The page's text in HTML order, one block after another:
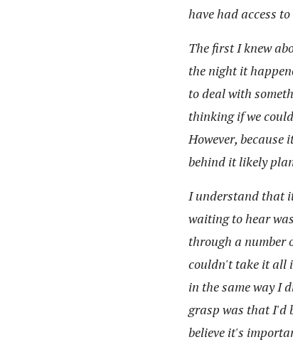
have had access
The first I knew
the night it
to deal with
thinking if we
However,
behind it likely
I understand that
waiting to hear
through a number
couldn't take it all
in the same way I
grasp was that I'd
believe it's